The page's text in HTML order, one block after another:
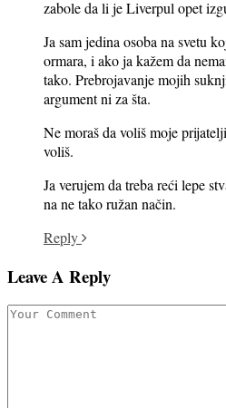
zabole da li je Liverpul opet
Ja sam jedina osoba na svetu
ormara, i ako ja kažem da
tako. Prebrojavanje mojih
argument ni za šta.
Ne moraš da voliš moje
voliš.
Ja verujem da treba reći lepe
na ne tako ružan način.
Reply
Leave A Reply